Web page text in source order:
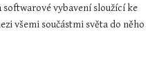
vybavení sloužící ke
všemi součástmi světa do něho